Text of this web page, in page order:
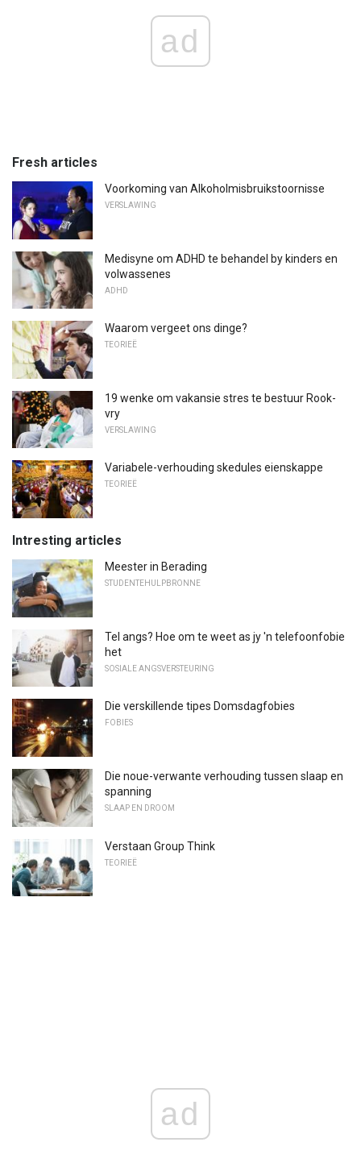
ad
Fresh articles
Voorkoming van Alkoholmisbruikstoornisse
VERSLAWING
Medisyne om ADHD te behandel by kinders en
volwassenes
ADHD
Waarom vergeet ons dinge?
TEORIEË
19 wenke om vakansie stres te bestuur Rook-
vry
VERSLAWING
Variabele-verhouding skedules eienskappe
TEORIEË
Intresting articles
Meester in Berading
STUDENTEHULPBRONNE
Tel angs? Hoe om te weet as jy 'n telefoonfobie
het
SOSIALE ANGSVERSTEURING
Die verskillende tipes Domsdagfobies
FOBIES
Die noue-verwante verhouding tussen slaap en
spanning
SLAAP EN DROOM
Verstaan ​​Group Think
TEORIEË
ad